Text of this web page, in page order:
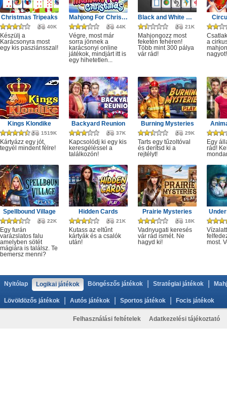
Christmas Tripeaks
40K
Készülj a
Karácsonyra most
egy kis pasziánsszal!
Mahjong For Christmas
44K
Végre, most már
sorra jönnek a
karácsonyi online
játékok, mindjárt itt is
egy hihetetlen...
Black and White Mahjong 3
21K
Mahjongozz most
feketén fehéren!
Több mint 300 pálya
vár rád!
a
nagyot!
Kings Klondike
1519K
Kártyázz egy jót,
tegyél mindent félre!
Backyard Reunion
37K
Kapcsolódj ki egy kis
keresgéléssel a
találkozón!
Burning Mysteries
29K
Tarts egy tűzoltóval
és derítsd ki a
rejtélyt!
Egy
rád!
Spellbound Village
22K
Egy furán
varázslatos falu
amelyben sötét
mágiára is találsz. Te
bemersz menni?
Hidden Cards
21K
Kutass az eltűnt
kártyák és a csalók
után!
Prairie Mysteries
18K
Vadnyugati keresés
vár rád ismét. Ne
hagyd ki!
most.
Nyitólap Logikai játékok Böngészős játékok Stratégiai játékok
Lövöldözős játékok Autós játékok Sportos játékok Focis játékok
Felhasználási feltételek Adatkezelési tájékoztató